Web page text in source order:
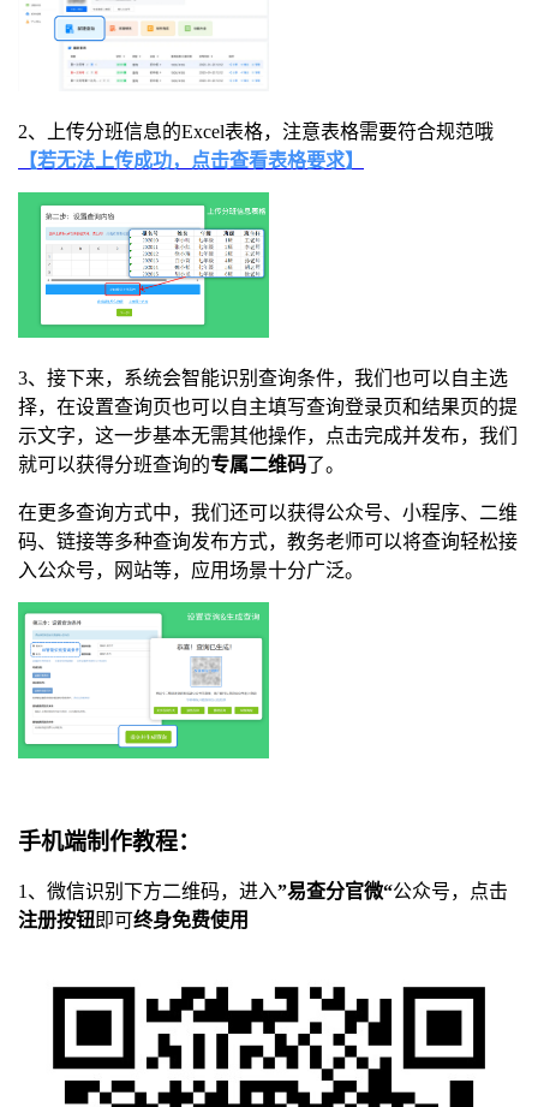
2、上传分班信息的Excel表格，注意表格需要符合规范哦
【若无法上传成功，点击查看表格要求】
3、接下来，系统会智能识别查询条件，我们也可以自主选
择，在设置查询页也可以自主填写查询登录页和结果页的提
示文字，这一步基本无需其他操作，点击完成并发布，我们
就可以获得分班查询的专属二维码了。
在更多查询方式中，我们还可以获得公众号、小程序、二维
码、链接等多种查询发布方式，教务老师可以将查询轻松接
入公众号，网站等，应用场景十分广泛。
手机端制作教程：
1、微信识别下方二维码，进入”易查分官微“公众号，点击
注册按钮即可终身免费使用